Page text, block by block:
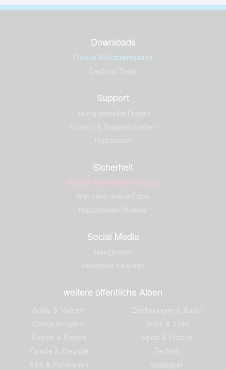
Downloads
Dieses Bild downloaden
Support
Sicherheit
Dieses Bild melden (Abuse)
Social Media
weitere öffentliche Alben